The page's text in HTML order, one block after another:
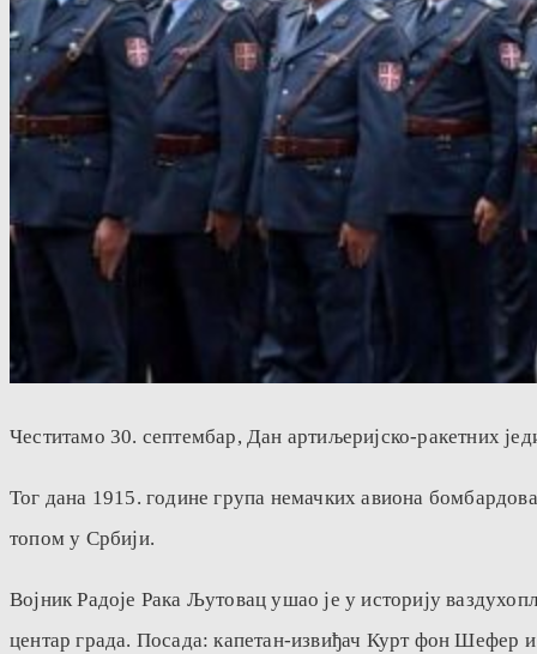
Честитамо 30. септембар, Дан артиљеријско-ракетних
Тог дана 1915. године група немачких авиона
топом у Србији.
Војник Радоје Рака Љутовац ушао је у историју
центар града. Посада: капетан-извиђач Курт фон Шефер